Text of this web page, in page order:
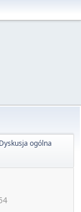
Dyskusja ogólna